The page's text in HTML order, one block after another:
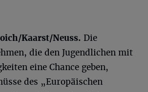
Kaarst/Neuss. Die
die den Jugendlichen mit
eine Chance geben,
des „Europäischen